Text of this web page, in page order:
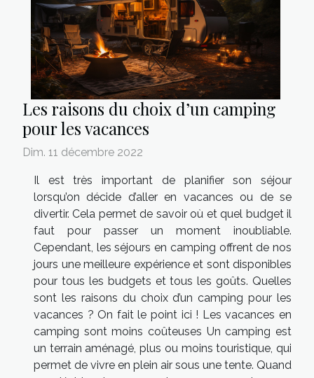
Les raisons du choix d’un camping
pour les vacances
Dim. 11 décembre 2022
Il est très important de planifier son séjour
lorsqu’on décide d’aller en vacances ou de se
divertir. Cela permet de savoir où et quel budget il
faut pour passer un moment inoubliable.
Cependant, les séjours en camping offrent de nos
jours une meilleure expérience et sont disponibles
pour tous les budgets et tous les goûts. Quelles
sont les raisons du choix d’un camping pour les
vacances ? On fait le point ici ! Les vacances en
camping sont moins coûteuses Un camping est
un terrain aménagé, plus ou moins touristique, qui
permet de vivre en plein air sous une tente. Quand